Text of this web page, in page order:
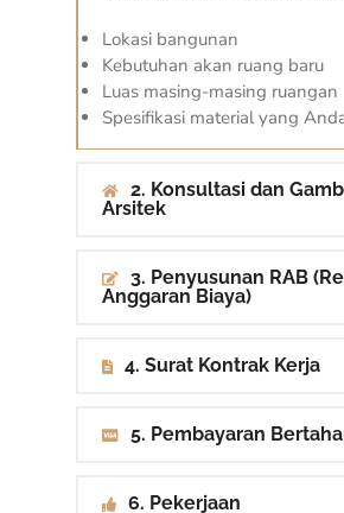
Lokasi bangunan
Kebutuhan akan ruang baru
Luas masing-masing ruangan
Spesifikasi material yang
2. Konsultasi dan
Arsitek
3. Penyusunan RAB
Anggaran Biaya)
4. Surat Kontrak Kerja
5. Pembayaran
6. Pekerjaan